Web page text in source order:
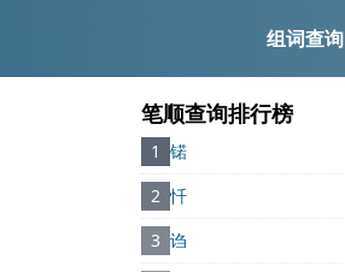
组词查询
笔顺查询排行榜
1 锘
2 忏
3 诌